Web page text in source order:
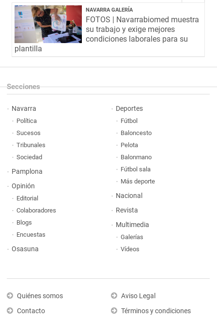
NAVARRA GALERÍA
FOTOS | Navarrabiomed muestra
su trabajo y exige mejores
condiciones laborales para su
plantilla
Secciones
Navarra
Política
Sucesos
Tribunales
Sociedad
Pamplona
Opinión
Editorial
Colaboradores
Blogs
Encuestas
Osasuna
Deportes
Fútbol
Baloncesto
Pelota
Balonmano
Fútbol sala
Más deporte
Nacional
Revista
Multimedia
Galerías
Vídeos
Quiénes somos
Contacto
Aviso Legal
Términos y condiciones